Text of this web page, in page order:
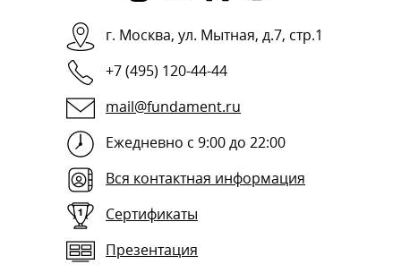
г. Москва, ул. Мытная, д.7, стр.1
+7 (495) 120-44-44
mail@fundament.ru
Ежедневно с 9:00 до 22:00
Вся контактная информация
Сертификаты
Презентация